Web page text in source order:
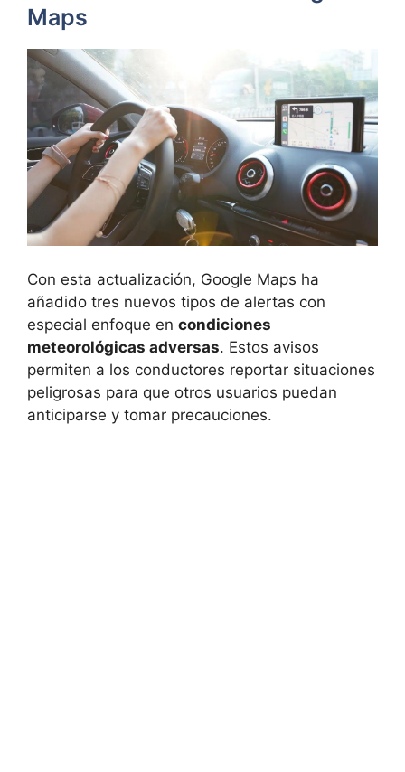
Maps
Con esta actualización, Google Maps ha
añadido tres nuevos tipos de alertas con
especial enfoque en condiciones
meteorológicas adversas. Estos avisos
permiten a los conductores reportar situaciones
peligrosas para que otros usuarios puedan
anticiparse y tomar precauciones.